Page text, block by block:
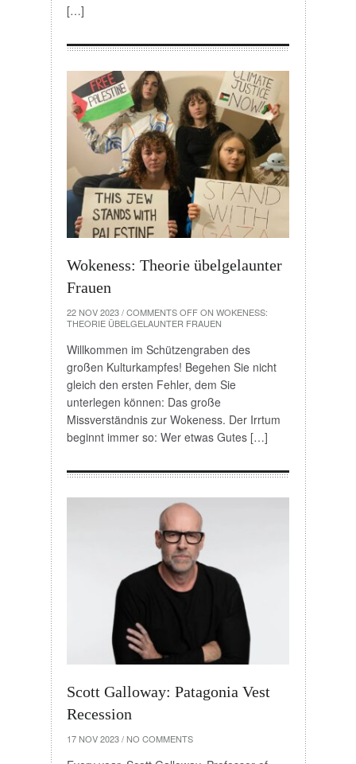
[…]
Wokeness: Theorie übelgelaunter
Frauen
22 NOV 2023 / COMMENTS OFFON WOKENESS:
THEORIE ÜBELGELAUNTER FRAUEN
Willkommen im Schützengraben des
großen Kulturkampfes! Begehen Sie nicht
gleich den ersten Fehler, dem Sie
unterlegen können: Das große
Missverständnis zur Wokeness. Der Irrtum
beginnt immer so: Wer etwas Gutes […]
Scott Galloway: Patagonia Vest
Recession
17 NOV 2023 / NO COMMENTS